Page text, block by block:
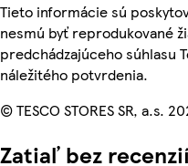
Tieto informácie sú
nesmú byť reprodukované
predchádzajúceho súhlasu
náležitého potvrdenia.
© TESCO STORES SR, a.s.
Zatiaľ bez